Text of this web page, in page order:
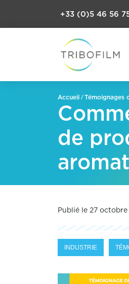
+33 (0)5 46 56
Accueil /Témoignages
de
Publié le 27 octobre
INDUSTRIE